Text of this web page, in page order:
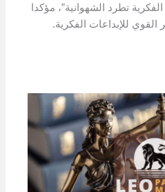
تطرد الشهوانية”، مؤكدا
القوي للإبداعات الفكرية.